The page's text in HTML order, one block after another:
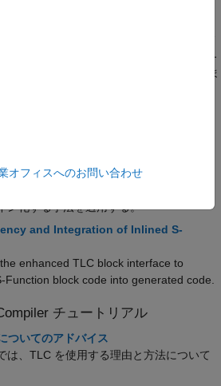
を使用する理由
を使用して、システム ターゲット フ
プションのセットをカスタマイズする、S-
ードをインライン化する、追加またはさま
を生成する。
S-Functions
and why to inline S-functions.
で取得される情報について学ぶ。
ン化する手法を適用する。
and Integration of Inlined S-
enhanced TLC block interface to
Function block code into generated code.
チュートリアル
ついてのアドバイス
は、TLC を使用する理由と方法について
オフィスへのお問い合わせ